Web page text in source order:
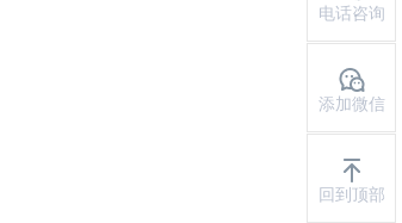
电话咨询
添加微信
回到顶部